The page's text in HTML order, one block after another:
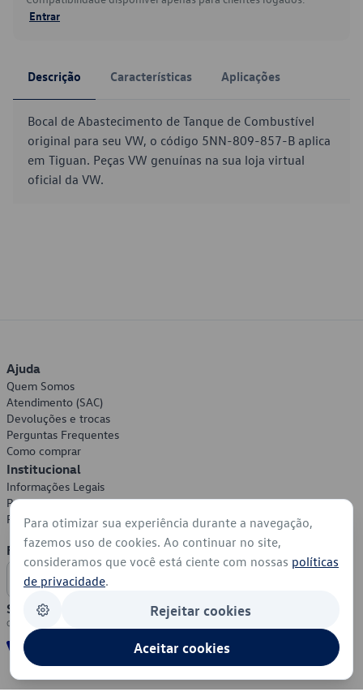
Entrar
Descrição Características Aplicações
Bocal de Abastecimento de Tanque de Combustível
original para seu VW, o código 5NN-809-857-B aplica
em Tiguan. Peças VW genuínas na sua loja virtual
oficial da VW.
Ajuda
Quem Somos
Atendimento (SAC)
Devoluções e trocas
Perguntas Frequentes
Como comprar
Institucional
Informações Legais
Política de Privacidade
Política de Cookies
Formas de Pagamento
Segurança
Para otimizar sua experiência durante a navegação,
fazemos uso de cookies. Ao continuar no site,
consideramos que você está ciente com nossas políticas
de privacidade.
Rejeitar cookies
Aceitar cookies